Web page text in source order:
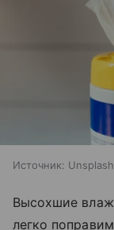
Источник:
Высохшие
легко